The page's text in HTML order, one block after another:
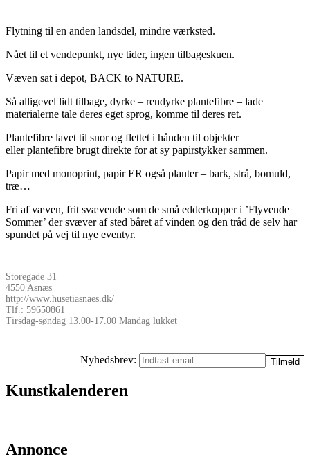
Flytning til en anden landsdel, mindre værksted.
Nået til et vendepunkt, nye tider, ingen tilbageskuen.
Væven sat i depot, BACK to NATURE.
Så alligevel lidt tilbage, dyrke – rendyrke plantefibre – lade
materialerne tale deres eget sprog, komme til deres ret.
Plantefibre lavet til snor og flettet i hånden til objekter
eller plantefibre brugt direkte for at sy papirstykker sammen.
Papir med monoprint, papir ER også planter – bark, strå, bomuld,
træ…
Fri af væven, frit svævende som de små edderkopper i ’Flyvende
Sommer’ der svæver af sted båret af vinden og den tråd de selv har
spundet på vej til nye eventyr.
Storegade 31
4550 Asnæs
http://www.husetiasnaes.dk/
Tlf.: 59650861
Tirsdag-søndag 13.00-17.00 Mandag lukket
Nyhedsbrev:
Kunstkalenderen
Annonce